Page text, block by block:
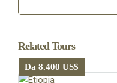
Related Tours
Da 8.400 US$